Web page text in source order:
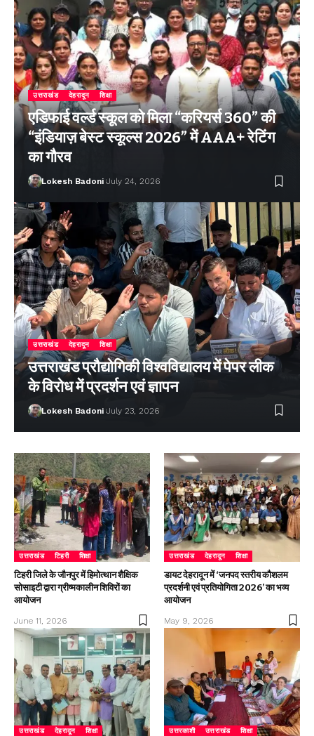
उत्तराखंड देहरादून शिक्षा
एडिफाई वर्ल्ड स्कूल को मिला “करियर्स 360” की
“इंडियाज़ बेस्ट स्कूल्स 2026” में AAA+ रेटिंग
का गौरव
Lokesh Badoni July 24, 2026
उत्तराखंड देहरादून शिक्षा
उत्तराखंड प्रौद्योगिकी विश्वविद्यालय में पेपर लीक
के विरोध में प्रदर्शन एवं ज्ञापन
Lokesh Badoni July 23, 2026
उत्तराखंड टिहरी शिक्षा
टिहरी जिले के जौनपुर में हिमोत्थान शैक्षिक
सोसाइटी द्वारा ग्रीष्मकालीन शिविरों का
आयोजन
June 11, 2026
उत्तराखंड देहरादून शिक्षा
डायट देहरादून में ‘जनपद स्तरीय कौशलम
प्रदर्शनी एवं प्रतियोगिता 2026’ का भव्य
आयोजन
May 9, 2026
उत्तराखंड देहरादून शिक्षा उत्तरकाशी उत्तराखंड शिक्षा